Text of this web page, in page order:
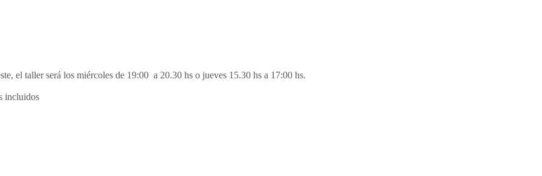
el taller será los miércoles de 19:00 a 20.30 hs o jueves 15.30 hs a 17:00 hs.
incluidos